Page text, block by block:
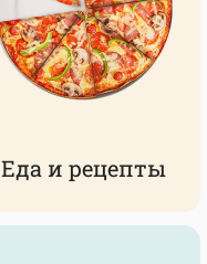
Еда и рецепты